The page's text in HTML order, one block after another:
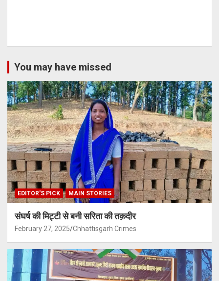
You may have missed
EDITOR'S PICK MAIN STORIES
संघर्ष की मिट्टी से बनी सरिता की तक़दीर
February 27, 2025 Chhattisgarh Crimes